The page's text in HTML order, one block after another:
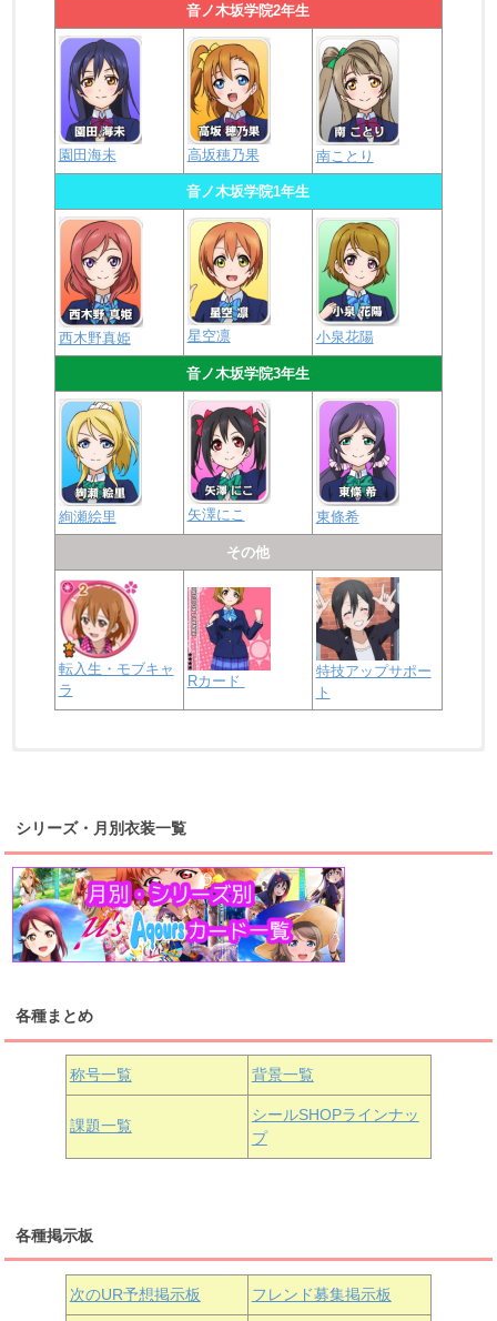
音ノ木坂学院2年生
園田海未 高坂穂乃果 南ことり
音ノ木坂学院1年生
西木野真姫 星空凛 小泉花陽
音ノ木坂学院3年生
絢瀬絵里 矢澤にこ 東條希
その他
転入生・モブキャ
ラ
Rカード
特技アップサポー
ト
桜内梨子 高海千歌 渡辺曜
浦の星女学院1年生
津島善子 黒澤ルビィ
浦の星女学院3年生
黒澤ダイヤ
上原歩夢 宮下愛 優木せつ菜
虹ヶ咲学園1年生
中須かすみ 天王寺璃奈
シリーズ・月別衣装一覧
各種まとめ
称号一覧 背景一覧
課題一覧
シールSHOPラインナッ
プ
各種掲示板
次のUR予想掲示板 フレンド募集掲示板